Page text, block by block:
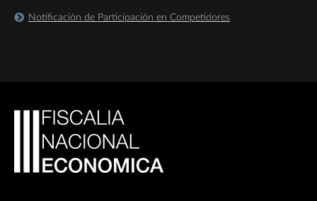
Notificación de Participación en Competidores